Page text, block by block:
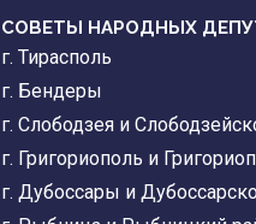
СОВЕТЫ НАРОДНЫХ
г. Тирасполь
г. Бендеры
г. Слободзея и
г. Григориополь и
г. Дубоссары и